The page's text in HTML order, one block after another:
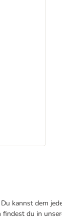
kannst dem
findest du in